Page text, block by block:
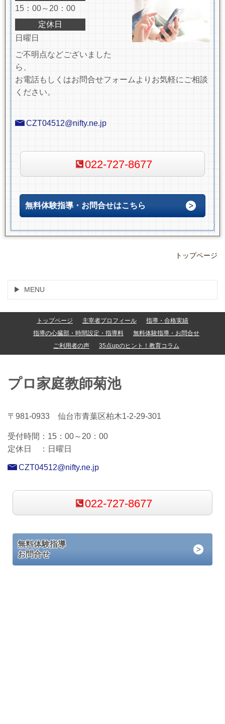
15：00～20：00
定休日
日曜日
ご不明点などございました
ら、
お電話もしくはお問合せフォームよりお気軽にご相談
ください。
CZT04512@nifty.ne.jp
022-727-8677
無料体験指導・お問合せはこちら
トップページ
MENU
トップページ 主宰者プロフィール
指導・合格実績
指導の心臓部・時間設定・指導料
無料体験指導・お問合せ
ご利用者の声
35点upのヒント！教育コラム
プロ家庭教師菊池
〒981-0933 仙台市青葉区柏木1-2-29-301
受付時間：15 ：00～20：00
定休日 ： 日曜日
CZT04512@nifty.ne.jp
022-727-8677
無料体験指導
お問合せ